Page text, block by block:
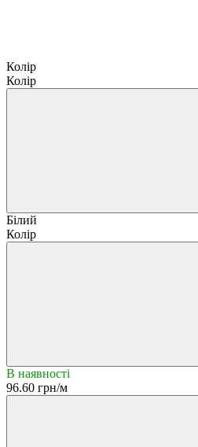
Колір
Колір
Білий
Колір
В наявності
96.60 грн/м